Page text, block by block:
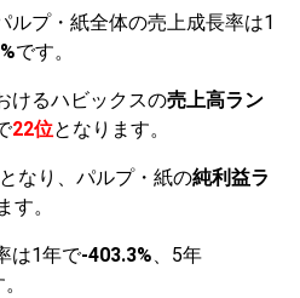
ルプ・紙全体の売上成長率は1
です。
けるハビックスの売上高ラン
22位となります。
となり、パルプ・紙の純利益ラ
す。
は1年で-403.3%、5年